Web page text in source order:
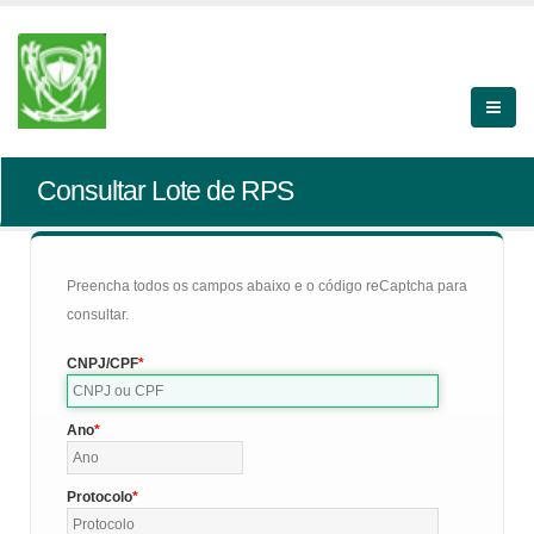
Consultar Lote de RPS
Preencha todos os campos abaixo e o código reCaptcha para
consultar.
CNPJ/CPF
Ano
Protocolo